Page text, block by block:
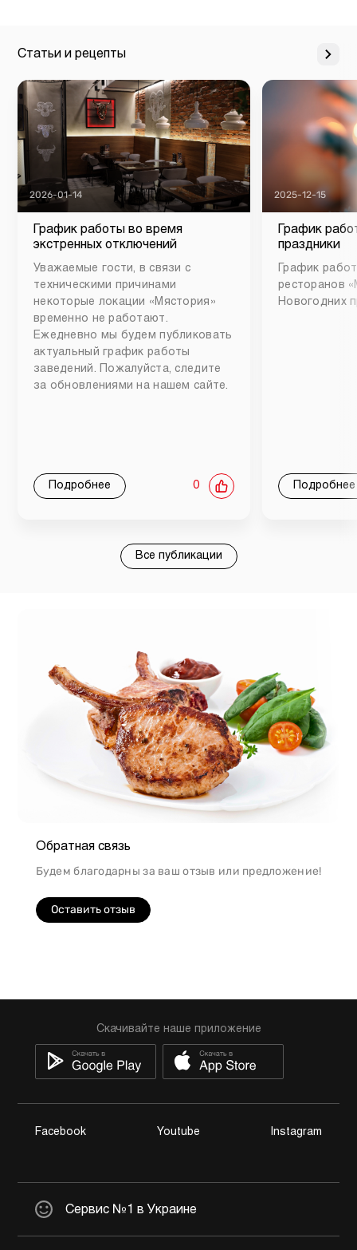
Статьи и рецепты
2026-01-14
График работы во время
экстренных отключений
Уважаемые гости, в связи с
техническими причинами
некоторые локации «Мястория»
временно не работают.
Ежедневно мы будем публиковать
актуальный график работы
заведений. Пожалуйста, следите
за обновлениями на нашем сайте.
Подробнее 0
2025-12-15
График
праздники
График
ресторанов
Новогодних
Подробнее
Все публикации
Обратная связь
Будем благодарны за ваш отзыв или предложение!
Оставить отзыв
Скачивайте наше приложение
Facebook Youtube Instagram
Сервис №1 в Украине